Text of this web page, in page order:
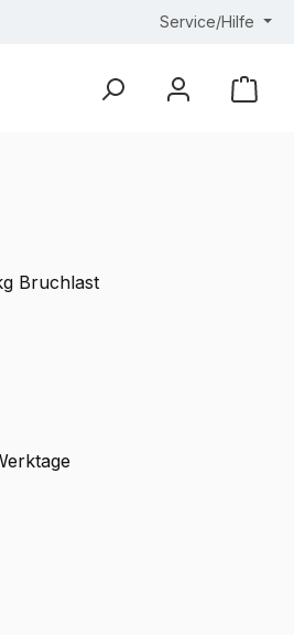
Service/Hilfe
Bruchlast